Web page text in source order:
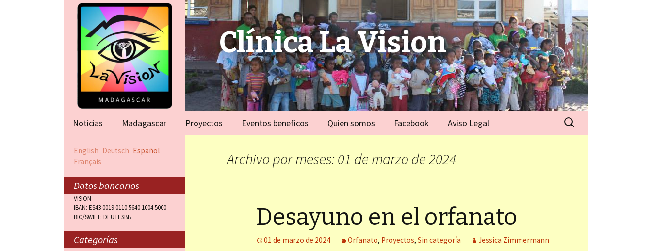
Clínica La Vision
Noticias Madagascar Proyectos Eventos beneficos
España
Quien somos Facebook Aviso Legal
Archivo por meses: 01 de marzo de 2024
Desayuno en el orfanato
01 de marzo de 2024 Orfanato, Proyectos, Sin categoría Jessica Zimmermann
English Deutsch Español
Français
Datos bancarios
VISION
IBAN: ES43 0019 0110 5640 1004 5000
BIC/SWIFT: DEUTESBB
Categorías